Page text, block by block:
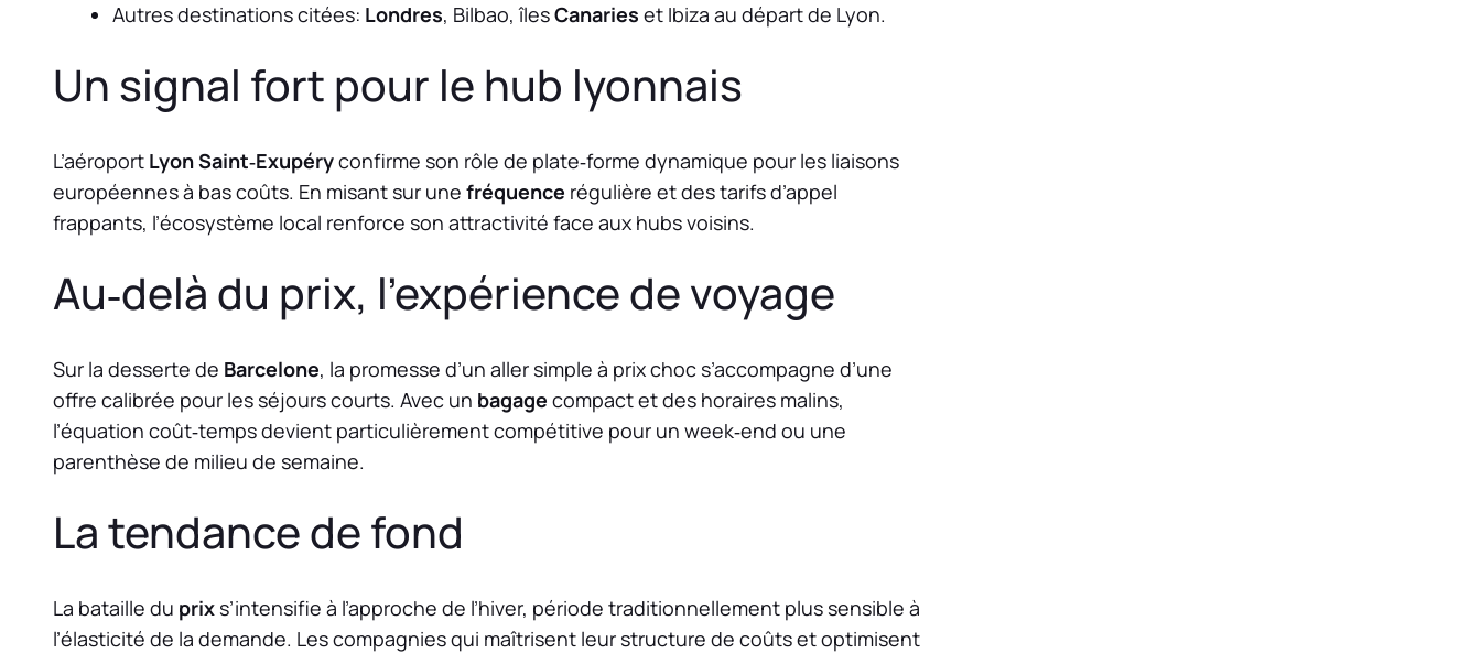
Autres destinations citées: Londres, Bilbao, îlesCanaries et Ibiza au départ de Lyon.
Un signal fort pour le hub lyonnais
L’aéroport Lyon Saint‑Exupéryconfirme son rôle de plate‑forme dynamique pour les liaisons
européennes à bas coûts. En misant sur une fréquence régulière et des tarifs d’appel
frappants, l’écosystème local renforce son attractivité face aux hubs voisins.
Au‑delà du prix, l’expérience de voyage
Sur la desserte de Barcelone, la promesse d’un aller simple à prix choc s’accompagne d’une
offre calibrée pour les séjours courts. Avec un bagage compact et des horaires malins,
l’équation coût‑temps devient particulièrement compétitive pour un week‑end ou une
parenthèse de milieu de semaine.
La tendance de fond
La bataille du prixs’intensifie à l’approche de l’hiver, période traditionnellement plus sensible à
l’élasticité de la demande. Les compagnies qui maîtrisent leur structure de coûts et optimisent